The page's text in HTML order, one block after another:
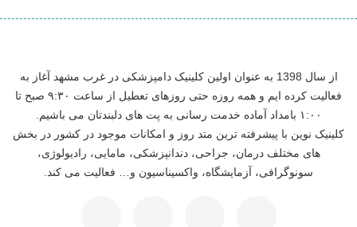
از سال 1398 به عنوان اولین کلینیک دامپزشکی در غرب مشهد آغاز به
فعالیت کرده ایم و همه روزه حتی روزهای تعطیل از ساعت ۹:۳۰ صبح تا
۱:۰۰ بامداد آماده خدمت رسانی به پت های دلبندتان می باشیم.
کلینیک نوین با پیشرفته ترین متد روز و امکانات موجود در کشور در بخش
های مختلف درمان، جراحی، دندانپزشکی، مامایی، رادیولوژی،
سونوگرافی، آزمایشگاه، واکسیناسیون و… فعالیت می کند.